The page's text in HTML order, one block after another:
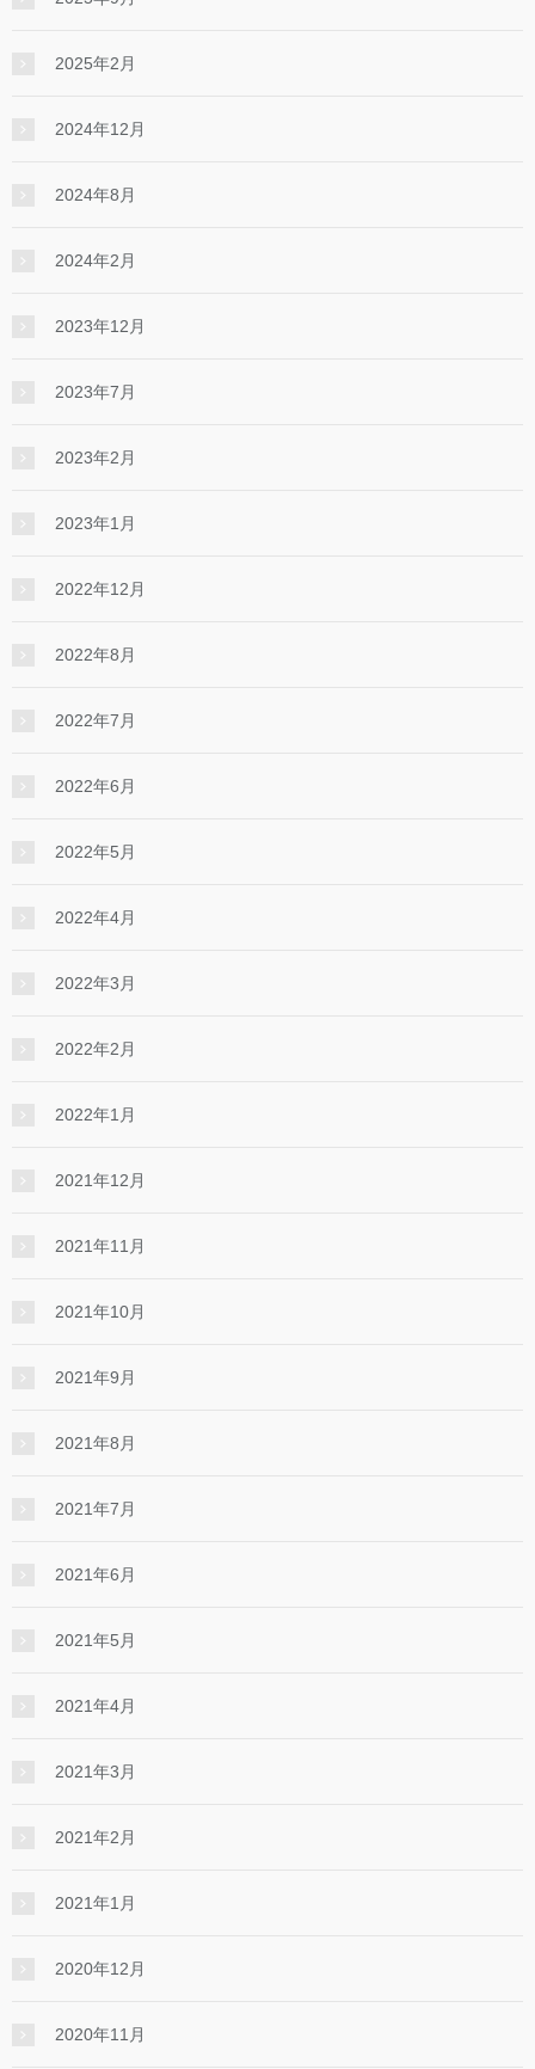
2025年2月
2024年12月
2024年8月
2024年2月
2023年12月
2023年7月
2023年2月
2023年1月
2022年12月
2022年8月
2022年7月
2022年6月
2022年5月
2022年4月
2022年3月
2022年2月
2022年1月
2021年12月
2021年11月
2021年10月
2021年9月
2021年8月
2021年7月
2021年6月
2021年5月
2021年4月
2021年3月
2021年2月
2021年1月
2020年12月
2020年11月